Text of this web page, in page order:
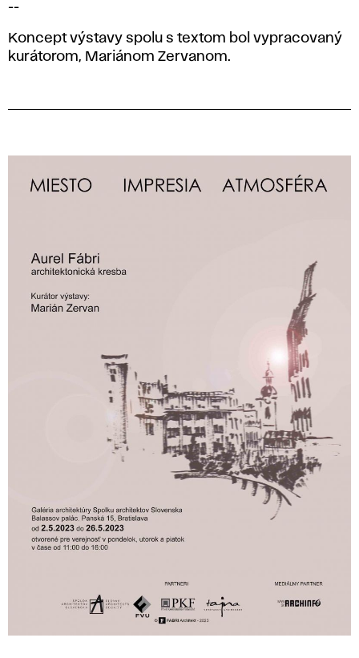
--
Koncept výstavy spolu s textom bol vypracovaný
kurátorom, Mariánom Zervanom.